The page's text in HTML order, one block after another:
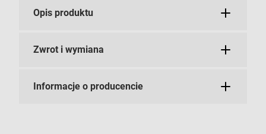
Opis produktu
Zwrot i wymiana
Informacje o producencie